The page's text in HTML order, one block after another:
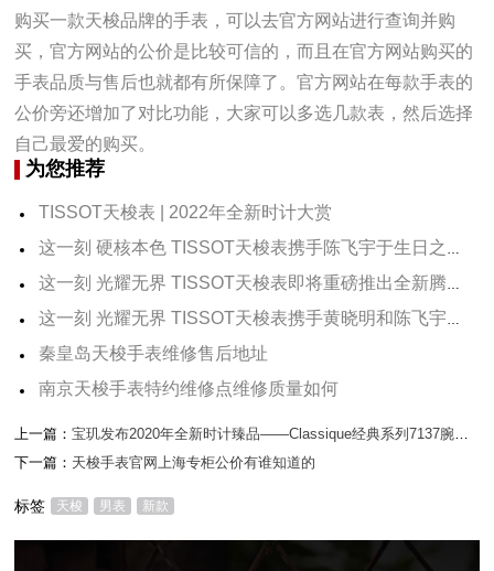
购买一款天梭品牌的手表，可以去官方网站进行查询并购
买，官方网站的公价是比较可信的，而且在官方网站购买的
手表品质与售后也就都有所保障了。官方网站在每款手表的
公价旁还增加了对比功能，大家可以多选几款表，然后选择
自己最爱的购买。
为您推荐
TISSOT天梭表 | 2022年全新时计大赏
这一刻 硬核本色 TISSOT天梭表携手陈飞宇于生日之际 推出速敢系列新品腕表 演绎全新平面广告
这一刻 光耀无界 TISSOT天梭表即将重磅推出全新腾智·无界系列腕表
这一刻 光耀无界 TISSOT天梭表携手黄晓明和陈飞宇共赴腾智·无界系列新品发布盛典
秦皇岛天梭手表维修售后地址
南京天梭手表特约维修点维修质量如何
上一篇：宝玑发布2020年全新时计臻品——Classique经典系列7137腕表及7337腕表、Marine航海系列5887陀飞轮时间等式腕表
下一篇： 天梭手表官网上海专柜公价有谁知道的
标签 天梭 男表 新款